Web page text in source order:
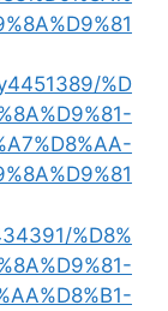
%D
%D8%